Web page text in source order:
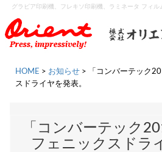
グラビア印刷機、フレキソ印刷機、ラミネータ フィル
HOME > お知らせ >
「コンバーテック
スドライヤを発表。
「コンバーテック
フェニックスドラ